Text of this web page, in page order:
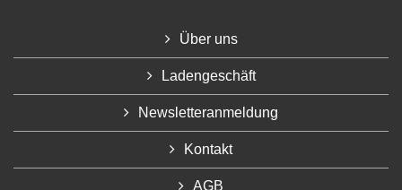
Über uns
Ladengeschäft
Newsletteranmeldung
Kontakt
AGB